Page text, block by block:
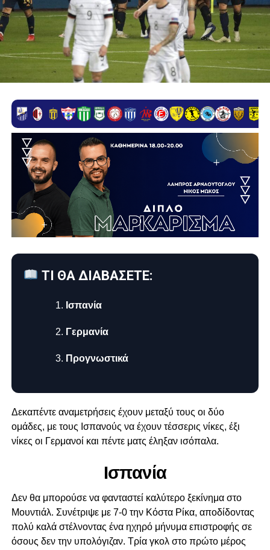
ΤΙ ΘΑ ΔΙΑΒΑΣΕΤΕ:
Ισπανία
Γερμανία
Προγνωστικά
Δεκαπέντε αναμετρήσεις έχουν μεταξύ τους οι δύο
ομάδες, με τους Ισπανούς να έχουν τέσσερις νίκες, έξι
νίκες οι Γερμανοί και πέντε ματς έληξαν ισόπαλα.
Ισπανία
Δεν θα μπορούσε να φανταστεί καλύτερο ξεκίνημα στο
Μουντιάλ. Συνέτριψε με 7-0 την Κόστα Ρίκα, αποδίδοντας
πολύ καλά στέλνοντας ένα ηχηρό μήνυμα επιστροφής σε
όσους δεν την υπολόγιζαν. Τρία γκολ στο πρώτο μέρος